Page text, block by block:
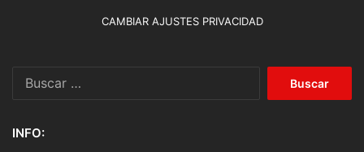
CAMBIAR AJUSTES PRIVACIDAD
INFO: